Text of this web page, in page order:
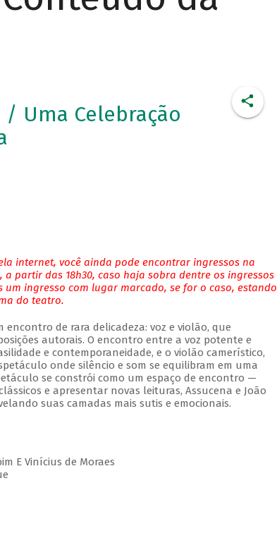
/ Uma Celebração
internet, você ainda pode encontrar ingressos na
a partir das 18h30, caso haja sobra dentre os ingressos
ingresso com lugar marcado, se for o caso, estando
do teatro.
de rara delicadeza: voz e violão, que
autorais. O encontro entre a voz potente e
e contemporaneidade, e o violão camerístico,
onde silêncio e som se equilibram em uma
se constrói como um espaço de encontro —
e apresentar novas leituras, Assucena e João
suas camadas mais sutis e emocionais.
E Vinícius de Moraes